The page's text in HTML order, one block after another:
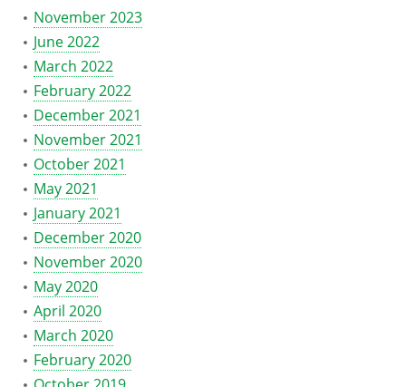
November 2023
June 2022
March 2022
February 2022
December 2021
November 2021
October 2021
May 2021
January 2021
December 2020
November 2020
May 2020
April 2020
March 2020
February 2020